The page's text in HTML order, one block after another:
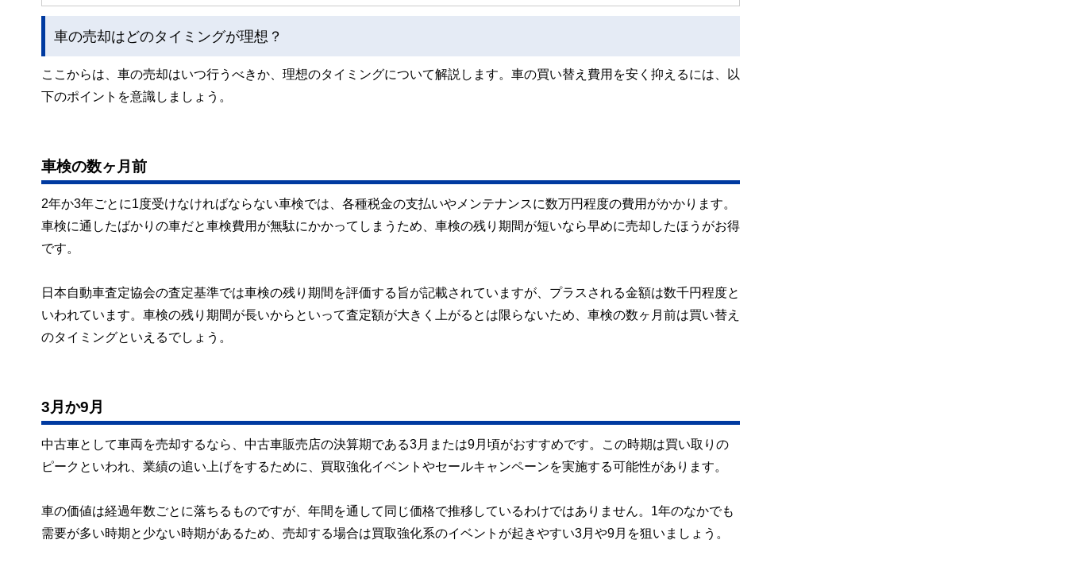
車の売却はどのタイミングが理想？
ここからは、車の売却はいつ行うべきか、理想のタイミングについて解説します。車の買い替え費用を安く抑えるには、以
下のポイントを意識しましょう。
車検の数ヶ月前
2年か3年ごとに1度受けなければならない車検では、各種税金の支払いやメンテナンスに数万円程度の費用がかかります。
車検に通したばかりの車だと車検費用が無駄にかかってしまうため、車検の残り期間が短いなら早めに売却したほうがお得
です。
日本自動車査定協会の査定基準では車検の残り期間を評価する旨が記載されていますが、プラスされる金額は数千円程度と
いわれています。車検の残り期間が長いからといって査定額が大きく上がるとは限らないため、車検の数ヶ月前は買い替え
のタイミングといえるでしょう。
3月か9月
中古車として車両を売却するなら、中古車販売店の決算期である3月または9月頃がおすすめです。この時期は買い取りの
ピークといわれ、業績の追い上げをするために、買取強化イベントやセールキャンペーンを実施する可能性があります。
車の価値は経過年数ごとに落ちるものですが、年間を通して同じ価格で推移しているわけではありません。1年のなかでも
需要が多い時期と少ない時期があるため、売却する場合は買取強化系のイベントが起きやすい3月や9月を狙いましょう。